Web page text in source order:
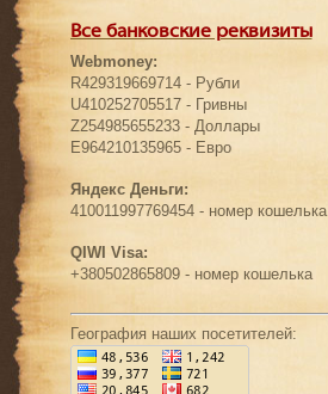
Все банковские реквизиты
Webmoney:
R429319669714 - Рубли
U410252705517 - Гривны
Z254985655233 - Доллары
E964210135965 - Евро
Яндекс Деньги:
410011997769454 - номер кошелька
QIWI Visa:
+380502865809 - номер кошелька
География наших посетителей: